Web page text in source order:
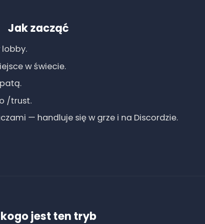
Jak zacząć
lobby.
w świecie.
/trust.
— handluje się w grze i na Discordzie.
jest ten tryb